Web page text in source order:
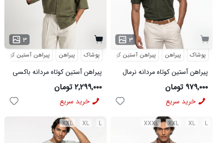
۳
پوشاک پیراهن پیراهن آستین کوتاه
پیراهن آستین کوتاه مردانه باکسی
طرحدار لینن سبز مدل 50971
۲,۲۹۹,۰۰۰ تومان
خرید سریع
۳
پوشاک پیراهن پیراهن آستین کوتاه
پیراهن آستین کوتاه مردانه نرمال
ساده ویسکوز سبز مدل 50977
۹۷۹,۰۰۰ تومان
خرید سریع
L
XL
XXL L
XL
XXL
XXXL